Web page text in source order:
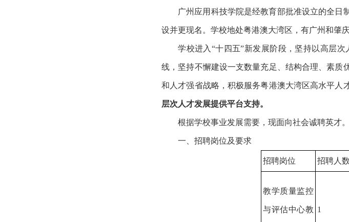
广州应用科技学院是经教育部批准设立的全日
设并更现名。学校地处粤港澳大湾区，有广州和肇
学校进入“十四五”新发展阶段，坚持以高层
线，坚持不懈建设一支数量充足、结构合理、素质
和人才强省战略，积极服务粤港澳大湾区高水平人
层次人才发展提供平台支持。
根据学校事业发展需要，现面向社会诚聘英才。
一、招聘岗位及要求
招聘岗位 招聘人数
教学质量监控
与评估中心教 1